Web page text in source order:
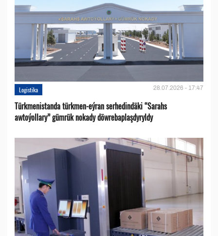
Logistika 28.07.2026 - 17:47
Türkmenistanda türkmen-eýran serhedindäki “Sarahs
awtoýollary” gümrük nokady döwrebaplaşdyryldy